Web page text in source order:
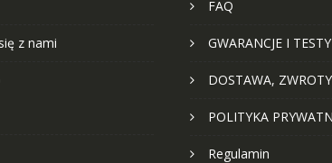
z nami
FAQ
GWARANCJE I TESTY
DOSTAWA,
POLITYKA
Regulamin